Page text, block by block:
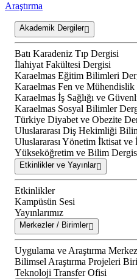
Araştırma
Akademik Dergiler
Batı Karadeniz Tıp Dergisi
İlahiyat Fakültesi Dergisi
Karaelmas Eğitim Bilimleri
Karaelmas Fen ve Mühendislik
Karaelmas İş Sağlığı ve
Karaelmas Sosyal Bilimler
Türkiye Diyabet ve Obezite
Uluslararası Diş Hekimliği
Uluslararası Yönetim İktisat ve
Yükseköğretim ve Bilim
Etkinlikler ve Yayınlar
Etkinlikler
Kampüsün Sesi
Yayınlarımız
Merkezler / Birimler
Uygulama ve Araştırma
Bilimsel Araştırma Projeleri
Teknoloji Transfer Ofisi